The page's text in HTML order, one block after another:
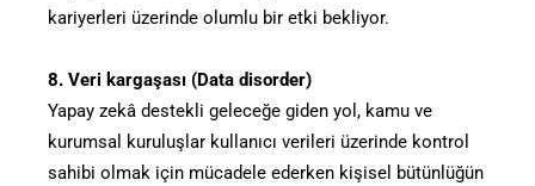
kariyerleri üzerinde olumlu bir etki bekliyor.
8. Veri kargaşası (Data disorder)
Yapay zekâ destekli geleceğe giden yol, kamu ve
kurumsal kuruluşlar kullanıcı verileri üzerinde kontrol
sahibi olmak için mücadele ederken kişisel bütünlüğün